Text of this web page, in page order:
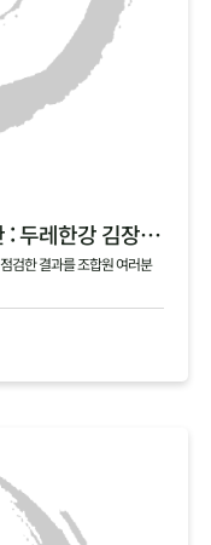
[두레생협 농산팀 특파원 보고 2탄 : 두레한강 김장 채소 필지 점검 현황 공유]
검한 결과를 조합원 여러분